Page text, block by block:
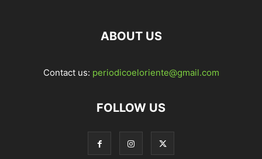
ABOUT US
Contact us: periodicoeloriente@gmail.com
FOLLOW US